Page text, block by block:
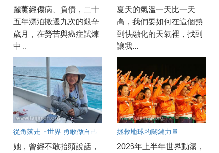
麗薰經傷病、負債，二十
五年漂泊搬遷九次的艱辛
歲月，在勞苦與癌症試煉
中...
夏天的氣溫一天比一天
高，我們要如何在這個熱
到快融化的天氣裡，找到
讓我...
從角落走上世界 勇敢做自己
她，曾經不敢抬頭說話，
拯救地球的關鍵力量
2026年上半年世界動盪，